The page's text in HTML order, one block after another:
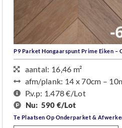
P9 Parket Hongaarspunt Prime Eiken –
aantal: 16,46 m²
afm/plank: 14 x 70cm –
P.v.p: 1.478 €/Lot
Nu: 590 €/Lot
Te Plaatsen Op Onderparket &